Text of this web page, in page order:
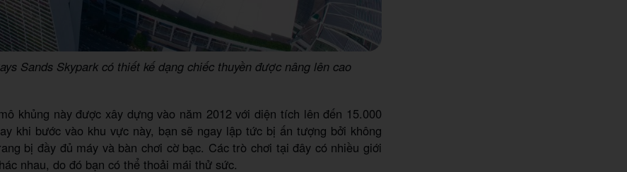
Sands Skypark có thiết kế dạng chiếc thuyền được nâng lên cao
khủng này được xây dựng vào năm 2012 với diện tích lên đến 15.000
khi bước vào khu vực này, bạn sẽ ngay lập tức bị ấn tượng bởi không
bị đầy đủ máy và bàn chơi cờ bạc. Các trò chơi tại đây có nhiều giới
nhau, do đó bạn có thể thoải mái thử sức.